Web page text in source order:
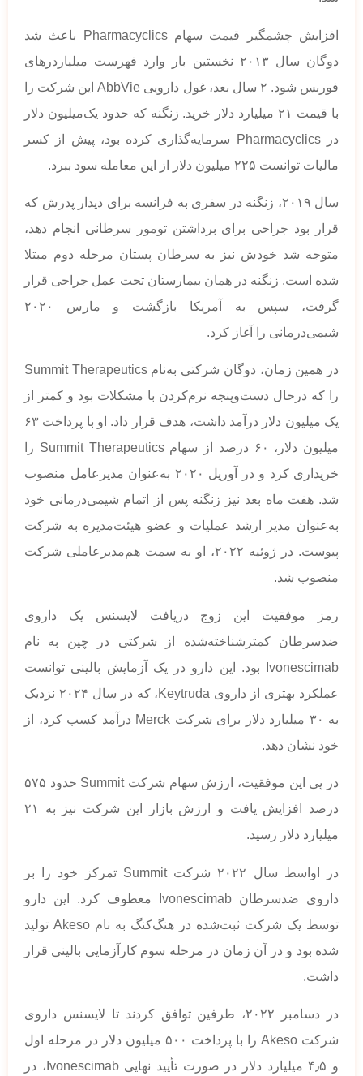
افزایش چشمگیر قیمت سهام Pharmacyclics باعث شد
دوگان سال ۲۰۱۳ نخستین‌ بار وارد فهرست میلیاردرهای
فوربس شود. ۲ سال بعد، غول دارویی AbbVie این شرکت را
با قیمت ۲۱ میلیارد دلار خرید. زنگنه که حدود یک‌میلیون دلار
در Pharmacyclics سرمایه‌گذاری کرده بود، پیش از کسر
مالیات توانست ۲۲۵ میلیون دلار از این معامله سود ببرد.
سال ۲۰۱۹، زنگنه در سفری به فرانسه برای دیدار پدرش که
قرار بود جراحی برای برداشتن تومور سرطانی انجام دهد،
متوجه شد خودش نیز به سرطان پستان مرحله دوم مبتلا
شده است. زنگنه در همان بیمارستان تحت عمل جراحی قرار
گرفت، سپس به آمریکا بازگشت و مارس ۲۰۲۰
شیمی‌درمانی را آغاز کرد.
در همین زمان، دوگان شرکتی به‌نام Summit Therapeutics
را که درحال دست‌وپنجه نرم‌کردن با مشکلات بود و کمتر از
یک میلیون دلار درآمد داشت، هدف قرار داد. او با پرداخت ۶۳
میلیون دلار، ۶۰ درصد از سهام Summit Therapeutics را
خریداری کرد و در آوریل ۲۰۲۰ به‌عنوان مدیرعامل منصوب
شد. هفت ماه بعد نیز زنگنه پس از اتمام شیمی‌درمانی خود
به‌عنوان مدیر ارشد عملیات و عضو هیئت‌مدیره به شرکت
پیوست. در ژوئیه ۲۰۲۲، او به سمت هم‌مدیرعاملی شرکت
منصوب شد.
رمز موفقیت این زوج دریافت لایسنس یک داروی
ضدسرطان کمترشناخته‌شده از شرکتی در چین به نام
Ivonescimab بود. این دارو در یک آزمایش بالینی توانست
عملکرد بهتری از داروی Keytruda، که در سال ۲۰۲۴ نزدیک
به ۳۰ میلیارد دلار برای شرکت Merck درآمد کسب کرد، از
خود نشان دهد.
در پی این موفقیت، ارزش سهام شرکت Summit حدود ۵۷۵
درصد افزایش یافت و ارزش بازار این شرکت نیز به ۲۱
میلیارد دلار رسید.
در اواسط سال ۲۰۲۲ شرکت Summit تمرکز خود را بر
داروی ضدسرطان Ivonescimab معطوف کرد. این دارو
توسط یک شرکت ثبت‌شده در هنگ‌کنگ به نام Akeso تولید
شده بود و در آن زمان در مرحله سوم کارآزمایی بالینی قرار
داشت.
در دسامبر ۲۰۲۲، طرفین توافق کردند تا لایسنس داروی
شرکت Akeso را با پرداخت ۵۰۰ میلیون دلار در مرحله اول
و ۴٫۵ میلیارد دلار در صورت تأیید نهایی Ivonescimab، در